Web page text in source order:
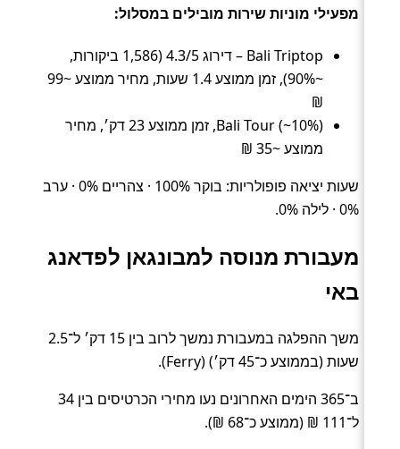
מפעילי מוניות שירות מובילים במסלול:
Bali Triptop – דירוג 4.3/5 (1,586 ביקורות,
~90%), זמן ממוצע 1.4 שעות, מחיר ממוצע ~99
₪
Bali Tour (~10%), זמן ממוצע 23 דק׳, מחיר
ממוצע ~35 ₪
שעות יציאה פופולריות: בוקר 100% · צהריים 0% · ערב
0% · לילה 0%.
מעבורת מנוסה למבונגאן לפדאנג
באי
משך ההפלגה במעבורת נמשך לרוב בין 15 דק׳ ל־2.5
שעות (בממוצע כ־45 דק׳) (Ferry).
ב־365 הימים האחרונים נעו מחירי הכרטיסים בין 34
ל־111 ₪ (ממוצע כ־68 ₪).